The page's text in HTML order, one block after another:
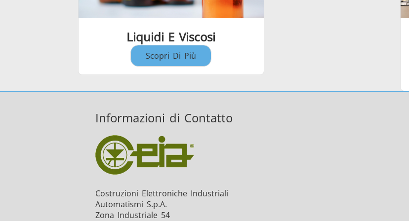
Liquidi E Viscosi
Scopri Di Più
Informazioni di Contatto
Costruzioni Elettroniche Industriali
Automatismi S.p.A.
Zona Industriale 54